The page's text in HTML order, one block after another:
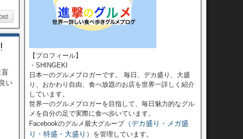
盲
い
【プロフィール】
・SHINGEKI
日本一のグルメブロガーです。 毎日、デカ盛り、大盛
り、おかわり自由、食べ放題のお店を世界一詳しく紹介
しています。
世界一のグルメブロガーを目指して、毎日魅力的なグル
メを自分の足で実際に食べ歩いています。
Facebookのグルメ最大グループ（デカ盛り・メガ盛
り・特盛・大盛り） を管理しています。